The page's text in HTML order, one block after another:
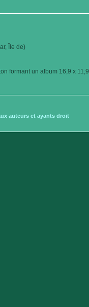
Île de)
formant un album 16,9 x 11,9
auteurs et ayants droit